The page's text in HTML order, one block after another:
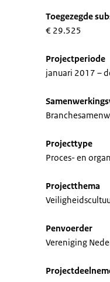
Toegezegde
€ 29.525
Projectperiode
januari 2017 –
Projecttype
Proces- en
Projectthema
Penvoerder
Vereniging